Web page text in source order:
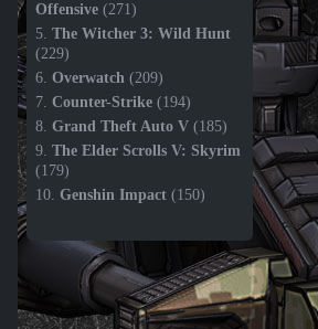
Offensive (271)
5. The Witcher 3: Wild Hunt
(229)
6. Overwatch (209)
7. Counter-Strike (194)
8. Grand Theft Auto V (185)
9. The Elder Scrolls V: Skyrim
(179)
10. Genshin Impact (150)